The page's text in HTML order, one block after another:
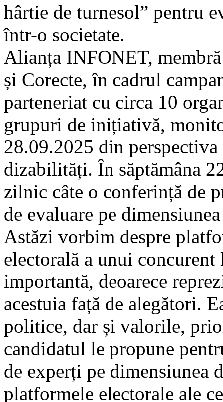
hârtie de turnesol” pentru
într-o societate.
Alianța INFONET,
și Corecte, în cadrul
parteneriat cu circa 10
grupuri de inițiativă,
28.09.2025 din
dizabilități. În săptămâna
zilnic câte o conferință de
de evaluare pe
Astăzi vorbim despre
electorală a unui concurent
importantă, deoarece
acestuia față de alegători.
politice, dar și valorile,
candidatul le propune
de experți pe dimensiunea
platformele electorale ale